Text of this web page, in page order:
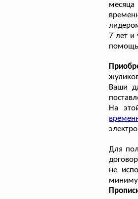
7 лет и
Ваши
На
Для
не